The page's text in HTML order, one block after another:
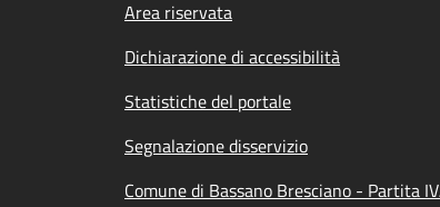
Footer menu
Area riservata
Dichiarazione di accessibilità
Statistiche del portale
Segnalazione disservizio
Comune di Bassano Bresciano - Partita